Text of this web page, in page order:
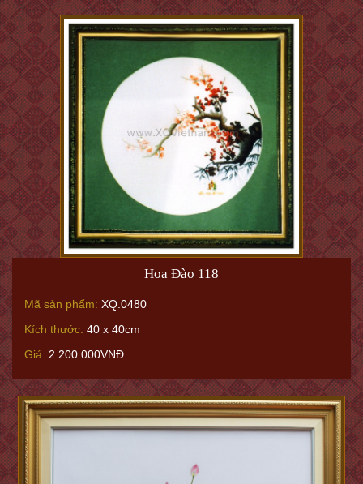
Hoa Đào 118
Mã sản phẩm: XQ.0480
Kích thước: 40 x 40cm
Giá: 2.200.000VNĐ